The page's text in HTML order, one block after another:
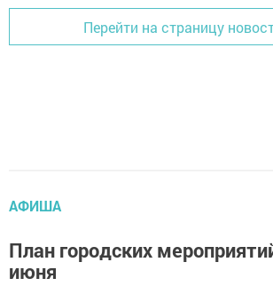
Перейти на страницу
АФИША
План городских
июня